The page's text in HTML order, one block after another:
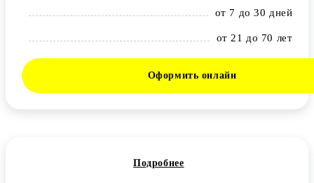
от 7 до 30 дней
от 21 до 70 лет
Оформить онлайн
Подробнее